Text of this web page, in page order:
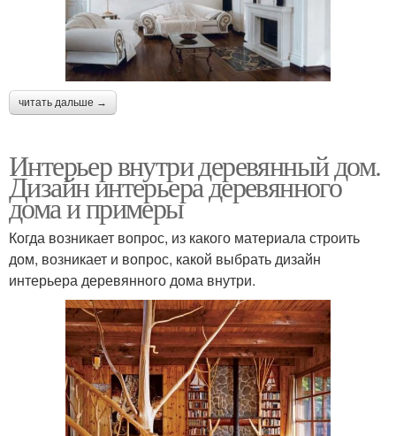
читать дальше →
Интерьер внутри деревянный дом.
Дизайн интерьера деревянного
дома и примеры
Когда возникает вопрос, из какого материала строить
дом, возникает и вопрос, какой выбрать дизайн
интерьера деревянного дома внутри.